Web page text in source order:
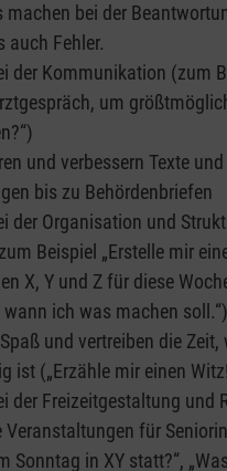
machen bei der
auch Fehler.
der Kommunikation (zum
um
und verbessern Texte
bis zu Behördenbriefen
der Organisation und
Beispiel „Erstelle mir
X, Y und Z für diese
ich was machen soll.“)
und vertreiben die Zeit,
ist („Erzähle mir einen
der Freizeitgestaltung und
Veranstaltungen für
Sonntag in XY statt?“,